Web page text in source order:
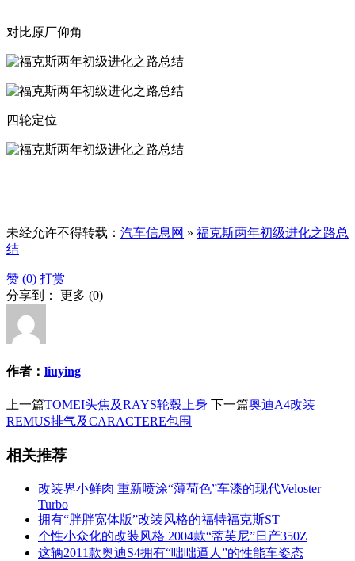
对比原厂仰角
四轮定位
未经允许不得转载： 汽车信息网 » 福克斯两年初级进化之路总
结
赞 (0) 打赏
分享到： 更多 (0)
作者： liuying
上一篇TOMEI头焦及RAYS轮毂上身 下一篇奥迪A4改装
REMUS排气及CARACTERE包围
相关推荐
改装界小鲜肉 重新喷涂“薄荷色”车漆的现代Veloster
Turbo
拥有“胖胖宽体版”改装风格的福特福克斯ST
个性小众化的改装风格 2004款“蒂芙尼”日产350Z
这辆2011款奥迪S4拥有“咄咄逼人”的性能车姿态